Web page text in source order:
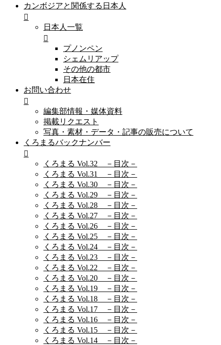
カンボジアと関係する日本人
日本人一覧
プノンペン
シェムリアップ
その他の都市
日本在住
お問い合わせ
編集部情報・媒体資料
掲載リクエスト
写真・素材・データ・記事の販売について
くろまるバックナンバー
くろまる Vol.32 －目次－
くろまる Vol.31 －目次－
くろまる Vol.30 －目次－
くろまる Vol.29 －目次－
くろまる Vol.28 －目次－
くろまる Vol.27 －目次－
くろまる Vol.26 －目次－
くろまる Vol.25 －目次－
くろまる Vol.24 －目次－
くろまる Vol.23 －目次－
くろまる Vol.22 －目次－
くろまる Vol.20 －目次－
くろまる Vol.19 －目次－
くろまる Vol.18 －目次－
くろまる Vol.17 －目次－
くろまる Vol.16 －目次－
くろまる Vol.15 －目次－
くろまる Vol.14 －目次－